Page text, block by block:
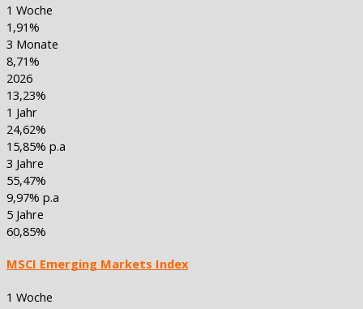
1 Woche
1,91%
3 Monate
8,71%
2026
13,23%
1 Jahr
24,62%
15,85% p.a
3 Jahre
55,47%
9,97% p.a
5 Jahre
60,85%
MSCI Emerging Markets Index
1 Woche